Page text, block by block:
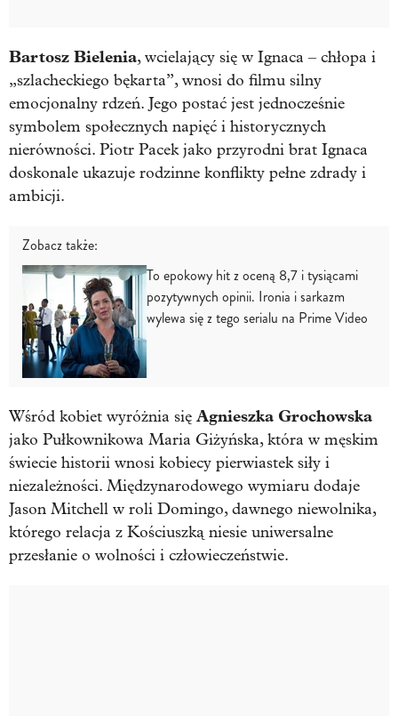
Bartosz Bielenia, wcielający się w Ignaca – chłopa i
„szlacheckiego bękarta”, wnosi do filmu silny
emocjonalny rdzeń. Jego postać jest jednocześnie
symbolem społecznych napięć i historycznych
nierówności. Piotr Pacek jako przyrodni brat Ignaca
doskonale ukazuje rodzinne konflikty pełne zdrady i
ambicji.
Zobacz także:
To epokowy hit z oceną 8,7 i tysiącami
pozytywnych opinii. Ironia i sarkazm
wylewa się z tego serialu na Prime Video
Wśród kobiet wyróżnia się Agnieszka Grochowska
jako Pułkownikowa Maria Giżyńska, która w męskim
świecie historii wnosi kobiecy pierwiastek siły i
niezależności. Międzynarodowego wymiaru dodaje
Jason Mitchell w roli Domingo, dawnego niewolnika,
którego relacja z Kościuszką niesie uniwersalne
przesłanie o wolności i człowieczeństwie.